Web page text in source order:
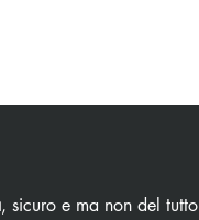
, sicuro e ma non del tutto